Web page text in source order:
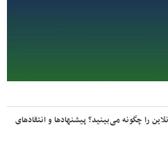
را چگونه می‌بینید؟ پیشنهادها و انتقادهای